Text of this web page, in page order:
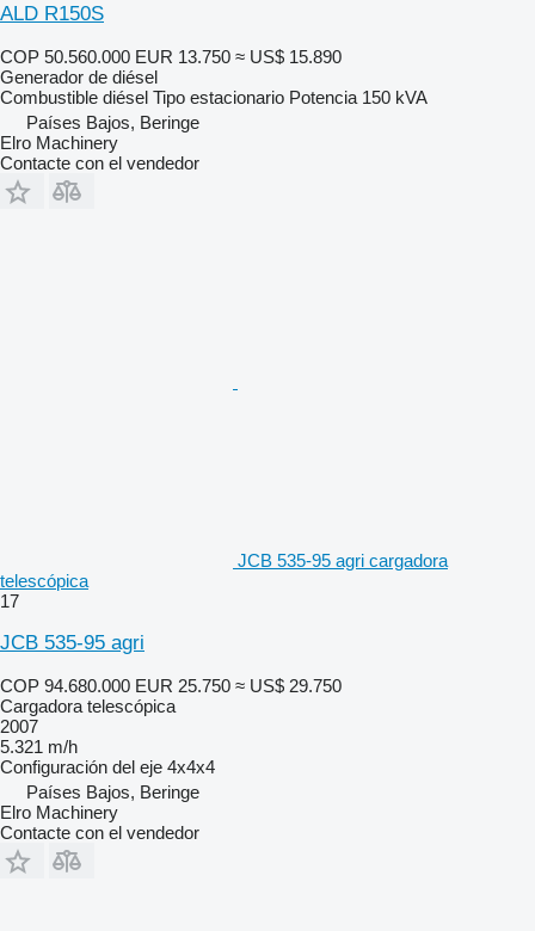
ALD R150S
COP 50.560.000 EUR 13.750 ≈ US$ 15.890
Generador de diésel
Combustible diésel Tipo estacionario Potencia 150 kVA
Países Bajos, Beringe
Elro Machinery
Contacte con el vendedor
JCB 535-95 agri cargadora
telescópica
17
JCB 535-95 agri
COP 94.680.000 EUR 25.750 ≈ US$ 29.750
Cargadora telescópica
2007
5.321 m/h
Configuración del eje 4x4x4
Países Bajos, Beringe
Elro Machinery
Contacte con el vendedor